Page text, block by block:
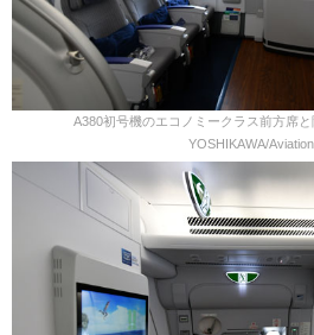
A380初号機のエコノミークラス前方席
YOSHIKAWA/